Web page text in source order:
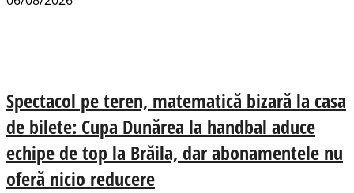
Spectacol pe teren, matematică bizară la casa
de bilete: Cupa Dunărea la handbal aduce
echipe de top la Brăila, dar abonamentele nu
oferă nicio reducere